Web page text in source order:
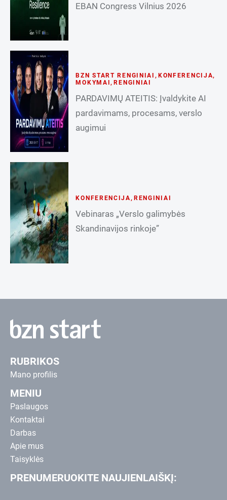
EBAN Congress Vilnius 2026
BZN START RENGINIAI , KONFERENCIJA,
MOKYMAI, RENGINIAI
PARDAVIMŲ ATEITIS: Įvaldykite AI
pardavimams, procesams, verslo
augimui
KONFERENCIJA , RENGINIAI
Vebinaras „Verslo galimybės
Skandinavijos rinkoje”
RUBRIKOS
Mano profilis
MENIU
Paslaugos
Kontaktai
Darbas
Apie mus
Taisyklės
PRENUMERUOKITE NAUJIENLAIŠKĮ: